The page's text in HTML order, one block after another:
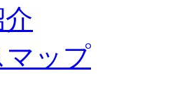
マップ